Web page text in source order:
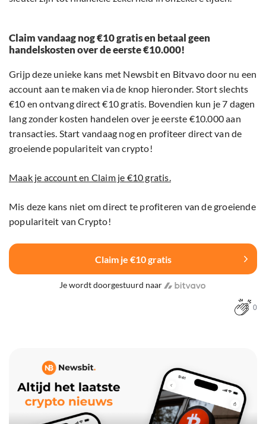
Claim vandaag nog €10 gratis en betaal geen
handelskosten over de eerste €10.000!
Grijp deze unieke kans met Newsbit en Bitvavo door nu een
account aan te maken via de knop hieronder. Stort slechts
€10 en ontvang direct €10 gratis. Bovendien kun je 7 dagen
lang zonder kosten handelen over je eerste €10.000 aan
transacties. Start vandaag nog en profiteer direct van de
groeiende populariteit van crypto!
Maak je account en Claim je €10 gratis.
Mis deze kans niet om direct te profiteren van de groeiende
populariteit van Crypto!
Claim je €10 gratis
Je wordt doorgestuurd naar
0